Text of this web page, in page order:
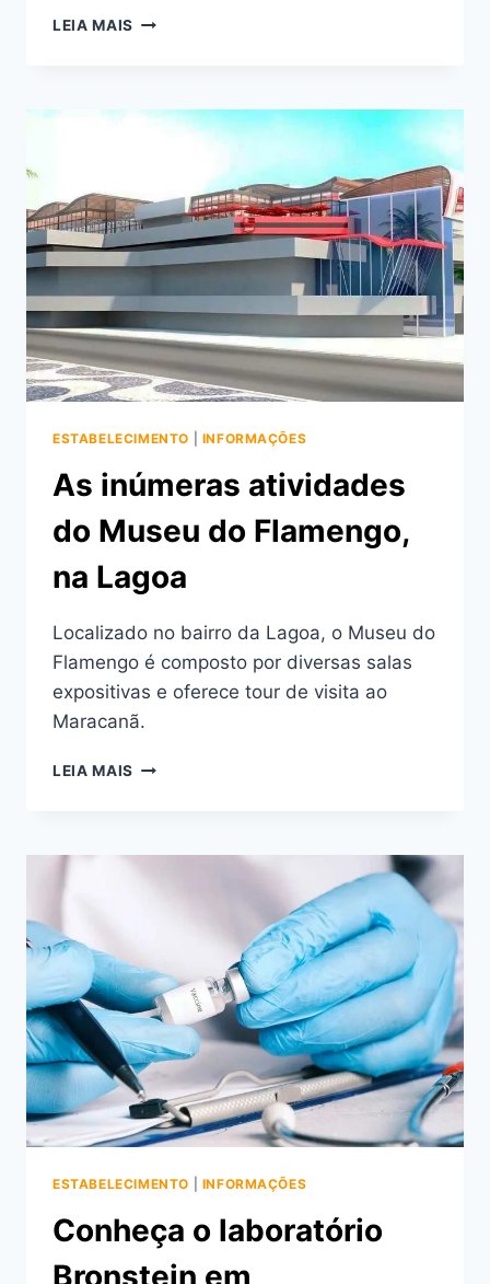
LEIA MAIS SHOPPING
LOJAS,
TEATRO
ESTABELECIMENTO INFORMAÇÕES
As inúmeras atividades
do Museu do Flamengo,
na Lagoa
Localizado no bairro da Lagoa, o Museu do
Flamengo é composto por diversas salas
expositivas e oferece tour de visita ao
Maracanã.
LEIA MAIS AS
MUSEU
ESTABELECIMENTO INFORMAÇÕES
Conheça o laboratório
Bronstein em